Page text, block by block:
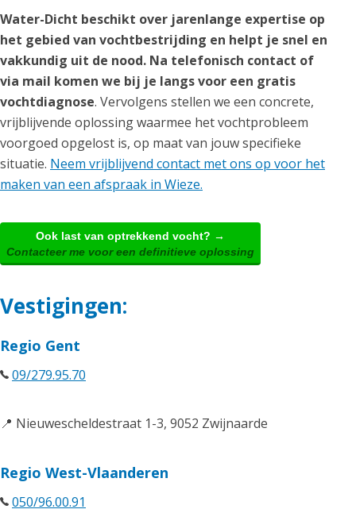
Water-Dicht beschikt over jarenlange expertise op
het gebied van vochtbestrijding en helpt je snel en
vakkundig uit de nood. Na telefonisch contact of
via mail komen we bij je langs voor een gratis
vochtdiagnose. Vervolgens stellen we een concrete,
vrijblijvende oplossing waarmee het vochtprobleem
voorgoed opgelost is, op maat van jouw specifieke
situatie. Neem vrijblijvend contact met ons op voor het
maken van een afspraak in Wieze.
Ook last van optrekkend vocht? →
Contacteer me voor een definitieve oplossing
Vestigingen:
Regio Gent
09/279.95.70
📍 Nieuwescheldestraat 1-3, 9052 Zwijnaarde
Regio West-Vlaanderen
050/96.00.91